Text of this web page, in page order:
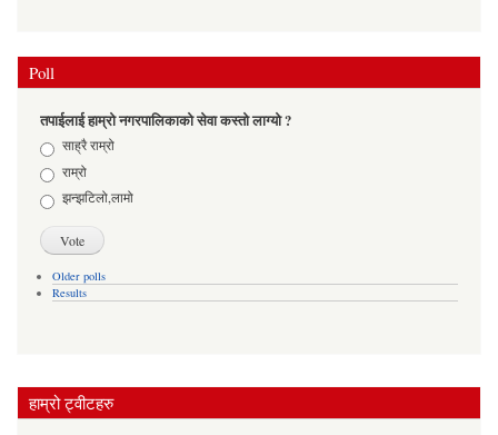
Poll
तपाईलाई हाम्रो नगरपालिकाको सेवा कस्तो लाग्यो ?
Choicesसाह्रै राम्रो
राम्रो
झन्झटिलो,लामो
Older polls
Results
हाम्रो ट्वीटहरु